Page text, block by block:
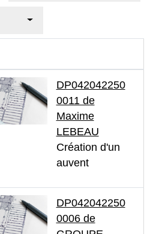
DP042042250
0011 de
Maxime
LEBEAU
Création d'un
auvent
DP042042250
0006 de